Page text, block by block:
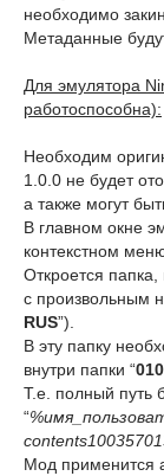
необходимо
Метаданные
Для эмулятора
работоспособна):
Необходим
1.0.0 не будет
а также могут
В главном окне
контекстном
Откроется
с произвольным
RUS”).
В эту папку
внутри папки “
Т.е. полный путь
“
Мод применится